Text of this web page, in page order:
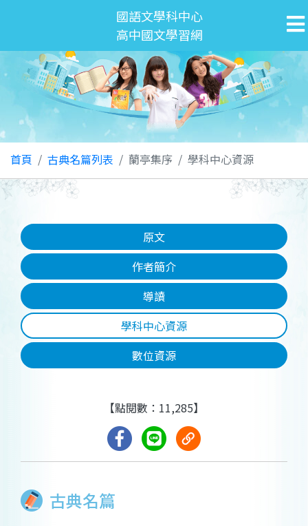
國語文學科中心
高中國文學習網
首頁 古典名篇列表 蘭亭集序 學科中心資源
原文
作者簡介
導讀
學科中心資源
數位資源
【點閱數：11,285】
古典名篇